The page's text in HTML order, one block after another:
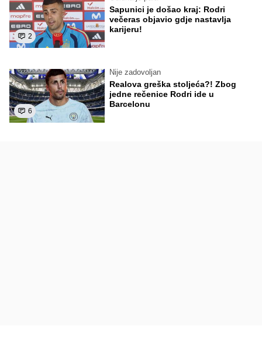
2
Sapunici je došao kraj: Rodri
večeras objavio gdje nastavlja
karijeru!
6
Nije zadovoljan
Realova greška stoljeća?! Zbog
jedne rečenice Rodri ide u
Barcelonu